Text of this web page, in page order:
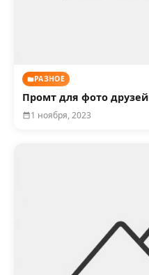
РАЗНОЕ
Промт для фото друзей
1 ноября, 2023